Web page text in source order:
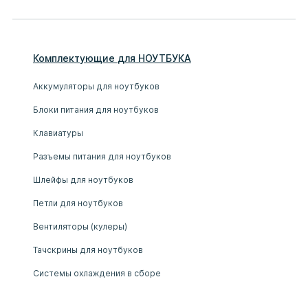
Комплектующие для НОУТБУКА
Аккумуляторы для ноутбуков
Блоки питания для ноутбуков
Клавиатуры
Разъемы питания для ноутбуков
Шлейфы для ноутбуков
Петли для ноутбуков
Вентиляторы (кулеры)
Тачскрины для ноутбуков
Системы охлаждения в сборе